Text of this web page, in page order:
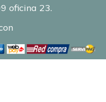
oficina 23.